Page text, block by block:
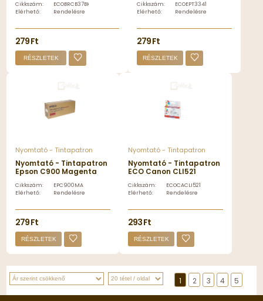
tintapatron black, ECO -
ECOBRCB37BK
Cikkszám:
ECOBRCB37BK
Elérhető:
Rendelésre
279 Ft
RÉSZLETEK
Black tintapatron -
ECOEPT3341
Cikkszám:
ECOEPT3341
Elérhető:
Rendelésre
279 Ft
RÉSZLETEK
Nyomtató - Tintapatron
Nyomtató - Tintapatron
Epson C900 Magenta
Cikkszám:
EPC900MA
Elérhető:
Rendelésre
279 Ft
RÉSZLETEK
Nyomtató - Tintapatron
Nyomtató - Tintapatron
ECO Canon CLI521
ECOCACLI521BK
Cikkszám:
ECOCACLI521BK
Elérhető:
Rendelésre
293 Ft
RÉSZLETEK
1 2 3 4 5